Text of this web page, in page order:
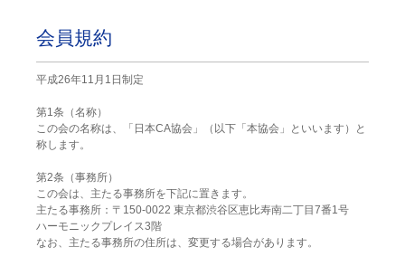
会員規約
平成26年11月1日制定
第1条（名称）
この会の名称は、「日本CA協会」（以下「本協会」といいます）と
称します。
第2条（事務所）
この会は、主たる事務所を下記に置きます。
主たる事務所：〒150-0022 東京都渋谷区恵比寿南二丁目7番1号
ハーモニックプレイス3階
なお、主たる事務所の住所は、変更する場合があります。